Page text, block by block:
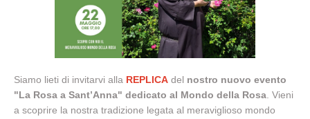
Siamo lieti di invitarvi alla REPLICA del nostro nuovo evento
"La Rosa a Sant’Anna" dedicato al Mondo della Rosa . Vieni
a scoprire la nostra tradizione legata al meraviglioso mondo